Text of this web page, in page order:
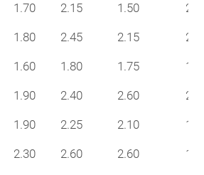
1.70 2.15 1.50 21
1.80 2.45 2.15 24
1.60 1.80 1.75 17
1.90 2.40 2.60 21
1.90 2.25 2.10 18
2.30 2.60 2.60 18